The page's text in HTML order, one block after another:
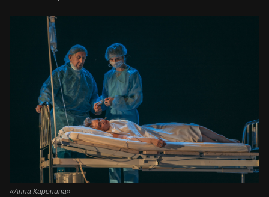
«Анна Каренина»